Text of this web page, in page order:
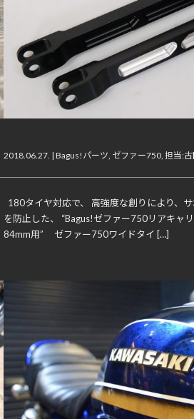
2018.06.27. |Bagus!パーツ ゼファー750 ,担当:古
180タイヤ対応で、 高強度な創りにより、
を防止した、 “Bagus!ゼファー750リアキャ
84mm用” ゼファー750ワイドタイ […]